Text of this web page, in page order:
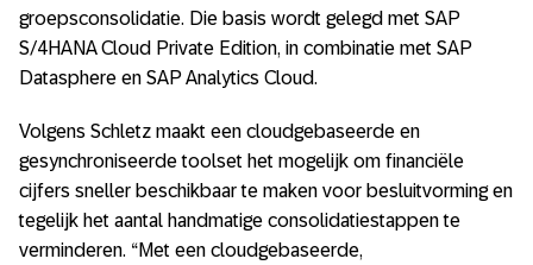
groepsconsolidatie. Die basis wordt gelegd met SAP
S/4HANA Cloud Private Edition, in combinatie met SAP
Datasphere en SAP Analytics Cloud.
Volgens Schletz maakt een cloudgebaseerde en
gesynchroniseerde toolset het mogelijk om financiële
cijfers sneller beschikbaar te maken voor besluitvorming en
tegelijk het aantal handmatige consolidatiestappen te
verminderen. “Met een cloudgebaseerde,